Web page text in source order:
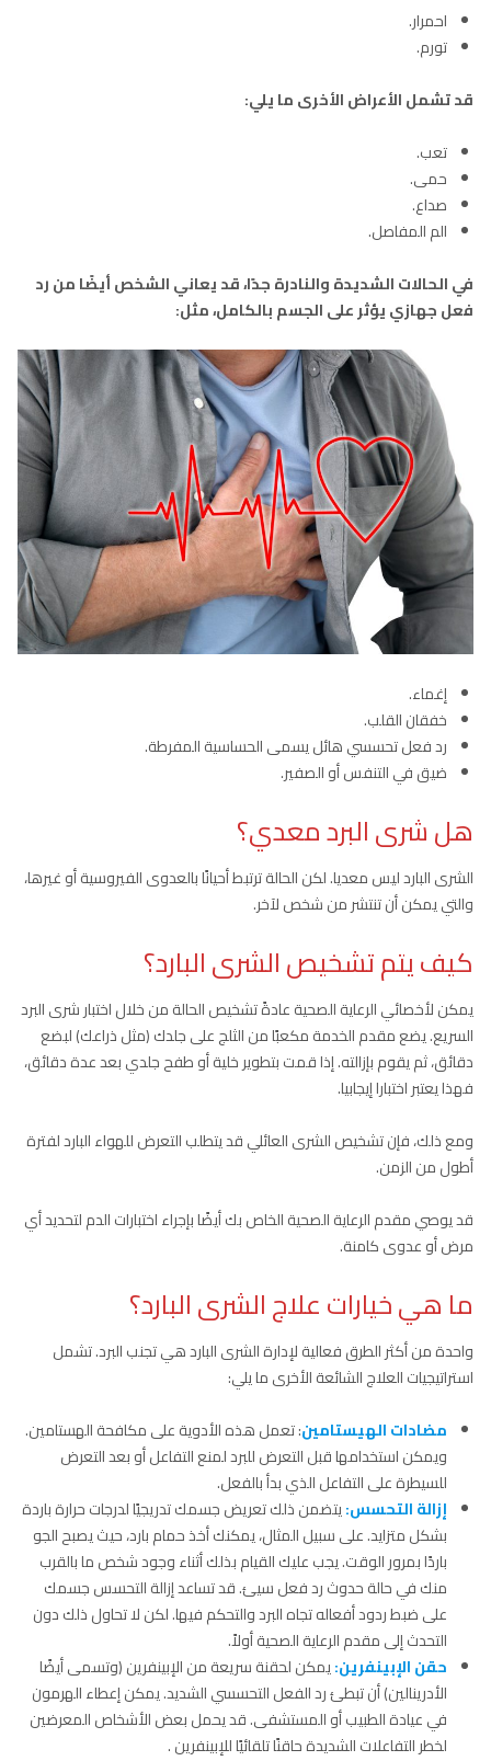
احمرار.
تورم.
قد تشمل الأعراض الأخرى ما يلي:
تعب.
حمى.
صداع.
الم المفاصل.
في الحالات الشديدة والنادرة جدًا، قد يعاني الشخص أيضًا من رد
فعل جهازي يؤثر على الجسم بالكامل، مثل:
إغماء.
خفقان القلب.
رد فعل تحسسي هائل يسمى الحساسية المفرطة.
ضيق في التنفس أو الصفير.
هل شرى البرد معدي؟
الشرى البارد ليس معديا. لكن الحالة ترتبط أحيانًا بالعدوى الفيروسية أو غيرها،
والتي يمكن أن تنتشر من شخص لآخر.
كيف يتم تشخيص الشرى البارد؟
يمكن لأخصائي الرعاية الصحية عادةً تشخيص الحالة من خلال اختبار شرى البرد
السريع. يضع مقدم الخدمة مكعبًا من الثلج على جلدك (مثل ذراعك) لبضع
دقائق، ثم يقوم بإزالته. إذا قمت بتطوير خلية أو طفح جلدي بعد عدة دقائق،
فهذا يعتبر اختبارا إيجابيا.
ومع ذلك، فإن تشخيص الشرى العائلي قد يتطلب التعرض للهواء البارد لفترة
أطول من الزمن.
قد يوصي مقدم الرعاية الصحية الخاص بك أيضًا بإجراء اختبارات الدم لتحديد أي
مرض أو عدوى كامنة.
ما هي خيارات علاج الشرى البارد؟
واحدة من أكثر الطرق فعالية لإدارة الشرى البارد هي تجنب البرد. تشمل
استراتيجيات العلاج الشائعة الأخرى ما يلي:
مضادات الهيستامين: تعمل هذه الأدوية على مكافحة الهستامين.
ويمكن استخدامها قبل التعرض للبرد لمنع التفاعل أو بعد التعرض
للسيطرة على التفاعل الذي بدأ بالفعل.
إزالة التحسس:يتضمن ذلك تعريض جسمك تدريجيًا لدرجات حرارة باردة
بشكل متزايد. على سبيل المثال، يمكنك أخذ حمام بارد، حيث يصبح الجو
باردًا بمرور الوقت. يجب عليك القيام بذلك أثناء وجود شخص ما بالقرب
منك في حالة حدوث رد فعل سيئ. قد تساعد إزالة التحسس جسمك
على ضبط ردود أفعاله تجاه البرد والتحكم فيها. لكن لا تحاول ذلك دون
التحدث إلى مقدم الرعاية الصحية أولاً.
حقن الإبينفرين:يمكن لحقنة سريعة من الإبينفرين (وتسمى أيضًا
الأدرينالين) أن تبطئ رد الفعل التحسسي الشديد. يمكن إعطاء الهرمون
في عيادة الطبيب أو المستشفى. قد يحمل بعض الأشخاص المعرضين
لخطر التفاعلات الشديدة حاقنًا تلقائيًا للإبينفرين .